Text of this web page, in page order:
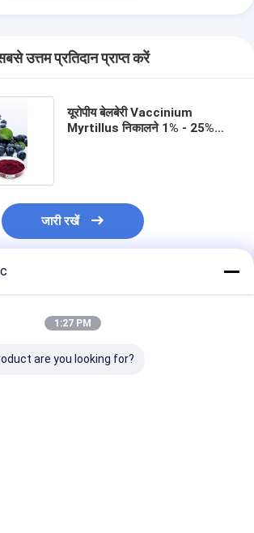
उत्तम प्रतिदान प्राप्त करें
यूरोपीय बेलबेरी Vaccinium
Myrtillus निकालने 1% - 25%
जारी रखें
1:27 PM
are you looking for?